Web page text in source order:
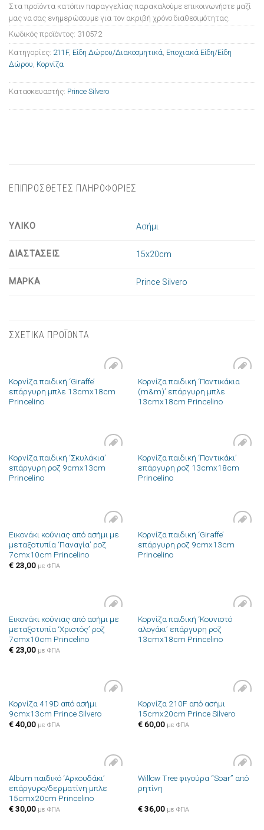
Στα προϊόντα κατόπιν παραγγελίας παρακαλούμε επικοινωνήστε μαζί
μας να σας ενημερώσουμε για τον ακριβή χρόνο διαθεσιμότητας.
Κωδικός προϊόντος: 310572
Κατηγορίες: 211F, Είδη Δώρου/Διακοσμητικά Εποχιακά Είδη/Είδη
Δώρου Κορνίζα
Κατασκευαστής: Prince Silvero
ΕΠΙΠΡΟΣΘΕΤΕΣ ΠΛΗΡΟΦΟΡΙΕΣ
ΥΛΙΚΟ Ασήμι
ΔΙΑΣΤΑΣΕΙΣ 15x20cm
ΜΑΡΚΑ Prince Silvero
ΣΧΕΤΙΚΑ ΠΡΟΪΟΝΤΑ
Πρόσθήκη
στην λίστα
Κορνίζα παιδική ‘Giraffe’
επάργυρη μπλε 13cmx18cm
Princelino
Πρόσθήκη
στην λίστα
επιθυμιών
Κορνίζα παιδική ‘Ποντικάκια
(m&m)’ επάργυρη μπλε
13cmx18cm Princelino
Πρόσθήκη
στην λίστα
Κορνίζα παιδική ‘Σκυλάκια’
επάργυρη ροζ 9cmx13cm
Princelino
Πρόσθήκη
στην λίστα
Κορνίζα παιδική ‘Ποντικάκι’
επάργυρη ροζ 13cmx18cm
Princelino
Πρόσθήκη
στην λίστα
επιθυμιών
Εικονάκι κούνιας από ασήμι με
μεταξοτυπία ‘Παναγία’ ροζ
7cmx10cm Princelino
€23,00 με ΦΠΑ
Πρόσθήκη
στην λίστα
Κορνίζα παιδική ‘Giraffe’
επάργυρη ροζ 9cmx13cm
Princelino
Πρόσθήκη
στην λίστα
επιθυμιών
Εικονάκι κούνιας από ασήμι με
μεταξοτυπία ‘Χριστός’ ροζ
7cmx10cm Princelino
€23,00 με ΦΠΑ
Πρόσθήκη
στην λίστα
επιθυμιών
Κορνίζα παιδική ‘Κουνιστό
αλογάκι’ επάργυρη ροζ
13cmx18cm Princelino
Πρόσθήκη
στην λίστα
Κορνίζα 419D από ασήμι
9cmx13cm Prince Silvero
€40,00 με ΦΠΑ
Πρόσθήκη
στην λίστα
Κορνίζα 210F από ασήμι
15cmx20cm Prince Silvero
€60,00 με ΦΠΑ
Πρόσθήκη
στην λίστα
επιθυμιών
Album παιδικό ‘Αρκουδάκι’
επάργυρο/δερματίνη μπλε
15cmx20cm Princelino
€30,00 με ΦΠΑ
Πρόσθήκη
Willow Tree φιγούρα “Soar” από
ρητίνη
€36,00 με ΦΠΑ